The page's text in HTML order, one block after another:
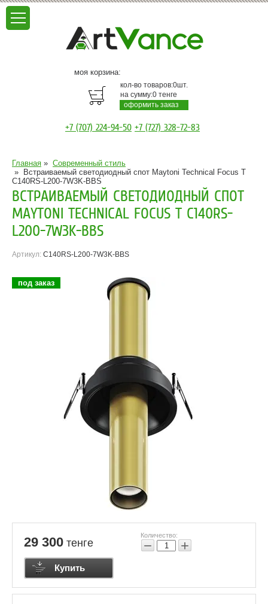
моя корзина:
кол-во товаров:0шт.
на сумму:0 тенге
оформить заказ
+7 (707) 224-94-50 +7 (727) 328-72-83
Главная » Современный стиль
»
Встраиваемый светодиодный спот Maytoni Technical Focus T
C140RS-L200-7W3K-BBS
ВСТРАИВАЕМЫЙ СВЕТОДИОДНЫЙ СПОТ
MAYTONI TECHNICAL FOCUS T C140RS-
L200-7W3K-BBS
Артикул: C140RS-L200-7W3K-BBS
под заказ
29 300 тенге
Количество:
− +
Купить